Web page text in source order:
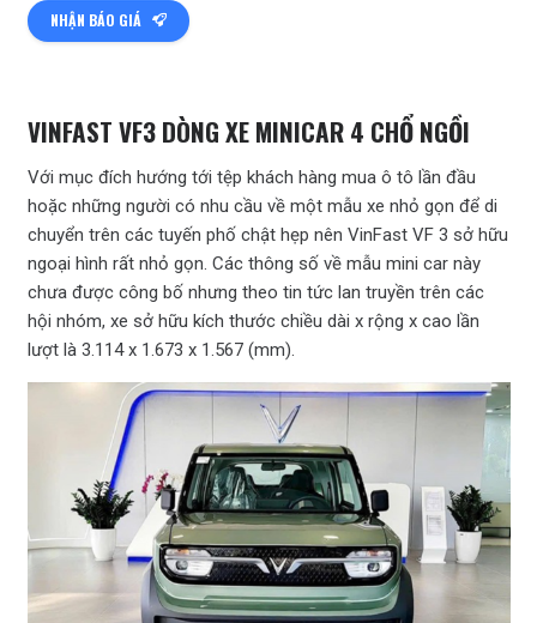
NHẬN BÁO GIÁ
VINFAST VF3 DÒNG XE MINICAR 4 CHỔ NGỒI
Với mục đích hướng tới tệp khách hàng mua ô tô lần đầu
hoặc những người có nhu cầu về một mẫu xe nhỏ gọn để di
chuyển trên các tuyến phố chật hẹp nên VinFast VF 3 sở hữu
ngoại hình rất nhỏ gọn. Các thông số về mẫu mini car này
chưa được công bố nhưng theo tin tức lan truyền trên các
hội nhóm, xe sở hữu kích thước chiều dài x rộng x cao lần
lượt là 3.114 x 1.673 x 1.567 (mm).